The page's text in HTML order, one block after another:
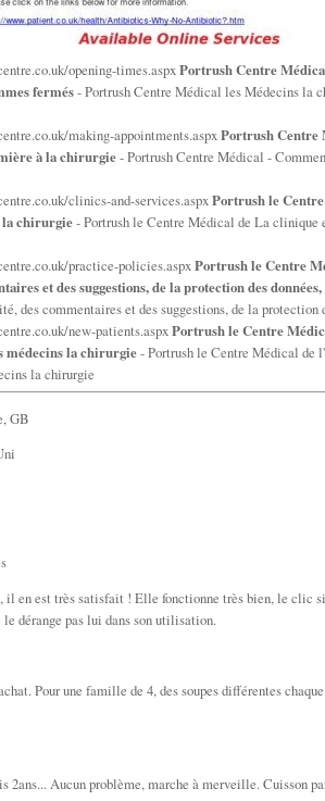
opening-times.aspx Portrush Centre
fermés- Portrush Centre Médical les Médecins la
making-appointments.aspx Portrush Centre
à la chirurgie- Portrush Centre Médical -
clinics-and-services.aspx Portrush le
la chirurgie- Portrush le Centre Médical de La clinique
practice-policies.aspx Portrush le Centre
et des suggestions, de la protection des données,
des commentaires et des suggestions, de la protection
new-patients.aspx Portrush le Centre
médecins la chirurgie- Portrush le Centre Médical de
la chirurgie
GB
il en est très satisfait ! Elle fonctionne très bien, le clic
dérange pas lui dans son utilisation.
Pour une famille de 4, des soupes différentes
Aucun problème, marche à merveille. Cuisson